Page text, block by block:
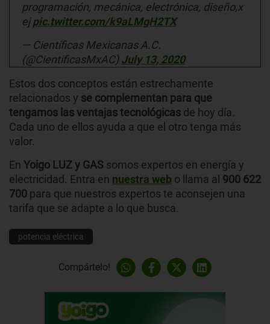
programación, mecánica, electrónica, diseño,x
ejpic.twitter.com/k9aLMgH2TX
— Científicas Mexicanas A.C.
(@CientificasMxAC)July 13, 2020
Estos dos conceptos están estrechamente
relacionados y se complementan para que
tengamos las ventajas tecnológicas de hoy día.
Cada uno de ellos ayuda a que el otro tenga más
valor.
En Yoigo LUZ y GAS somos expertos en energía y
electricidad. Entra en nuestra web o llama al 900 622
700 para que nuestros expertos te aconsejen una
tarifa que se adapte a lo que busca.
potencia eléctrica
Compártelo!